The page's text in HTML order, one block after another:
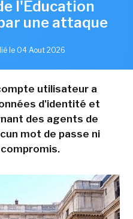
l'Éducation
une attaque
le 04 Aout 2026
utilisateur a
d'identité et
des agents de
mot de passe ni